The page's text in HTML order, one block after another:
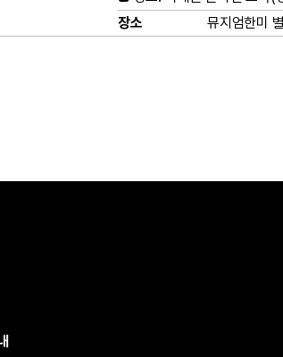
장소
뮤지엄한미